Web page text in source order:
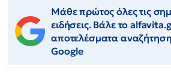
Μάθε πρώτος όλες τις
ειδήσεις. Βάλε το
αποτελέσματα
Google